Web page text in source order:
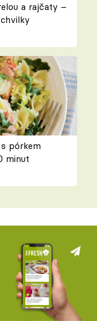
a rajčaty –
pórkem
minut